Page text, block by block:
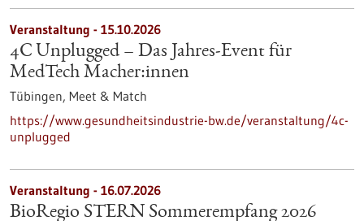
Veranstaltung - 15.10.2026
4C Unplugged – Das Jahres‑Event für
MedTech Macher:innen
Tübingen, Meet & Match
https://www.gesundheitsindustrie-bw.de/veranstaltung/4c-
unplugged
Veranstaltung - 16.07.2026
BioRegio STERN Sommerempfang 2026